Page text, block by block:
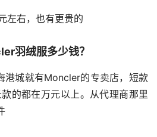
左右，也有更贵的
羽绒服多少钱？
港城就有Moncler的专卖店，短款
的都在万元以上。从代理商那里